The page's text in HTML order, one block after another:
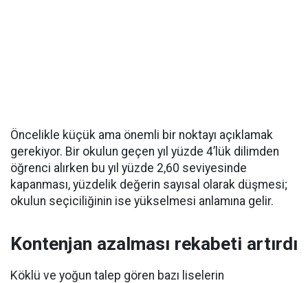
Öncelikle küçük ama önemli bir noktayı açıklamak
gerekiyor. Bir okulun geçen yıl yüzde 4’lük dilimden
öğrenci alırken bu yıl yüzde 2,60 seviyesinde
kapanması, yüzdelik değerin sayısal olarak düşmesi;
okulun seçiciliğinin ise yükselmesi anlamına gelir.
Kontenjan azalması rekabeti artırdı
Köklü ve yoğun talep gören bazı liselerin